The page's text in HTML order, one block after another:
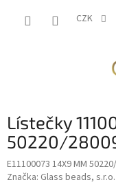
CZK
Lístečky
50220/
E11100073 14X9 MM
Značka: Glass beads, s.r.o.